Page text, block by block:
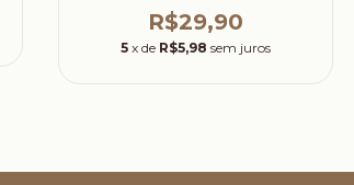
R$29,90
5 x de R$5,98 sem juros